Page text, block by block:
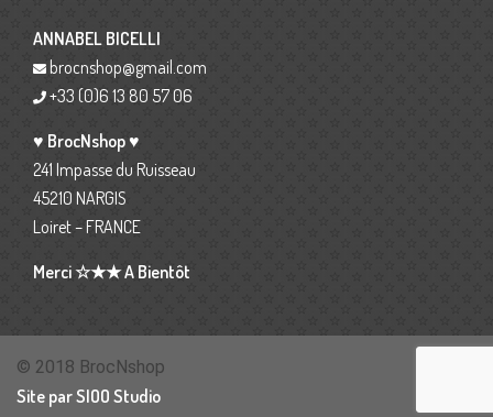
ANNABEL BICELLI
brocnshop@gmail.com
+33 (0)6 13 80 57 06
♥ BrocNshop ♥
241 Impasse du Ruisseau
45210 NARGIS
Loiret – FRANCE
Merci ☆★★ A Bientôt
© 2018 BrocNshop
Site par SIOO Studio